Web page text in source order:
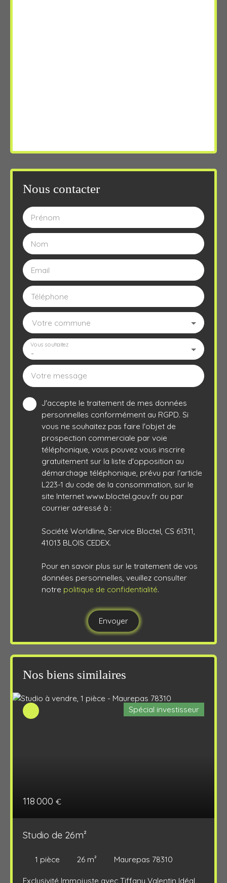
Nous contacter
Prénom
Nom
Email
Téléphone
Votre commune
-
Vous souhaitez
Votre message
J'accepte le traitement de mes données
personnelles conformément au RGPD. Si
vous ne souhaitez pas faire l'objet de
prospection commerciale par voie
téléphonique, vous pouvez vous inscrire
gratuitement sur la liste d'opposition au
démarchage téléphonique, prévu par l'article
L223-1 du code de la consommation, sur le
site Internet www.bloctel.gouv.fr ou par
courrier adressé à :
Société Worldline, Service Bloctel, CS 61311,
41013 BLOIS CEDEX.
Pour en savoir plus sur le traitement de vos
données personnelles, veuillez consulter
notre politique de confidentialité.
Envoyer
Nos biens similaires
118 000 €
Spécial investisseur
Studio de 26m²
1 pièce 26 m² Maurepas 78310
Exclusivité Immojuste avec Tiffany Valentin Idéal